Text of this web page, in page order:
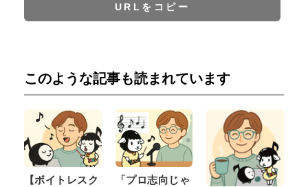
URLをコピー
このような記事も読まれています
【ボイトレスク
「プロ志向じゃ